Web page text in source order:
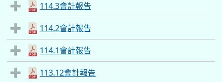
114.3會計報告
114.2會計報告
114.1會計報告
113.12會計報告